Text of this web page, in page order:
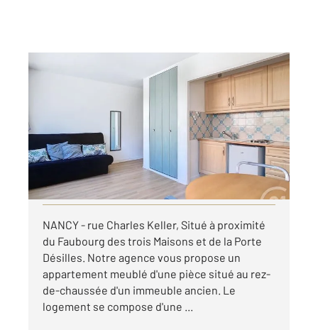
475 €
par mois charges comprises
Visiter le site dédié
NANCY - rue Charles Keller, Situé à proximité
du Faubourg des trois Maisons et de la Porte
Désilles. Notre agence vous propose un
appartement meublé d'une pièce situé au rez-
de-chaussée d'un immeuble ancien. Le
logement se compose d'une ...